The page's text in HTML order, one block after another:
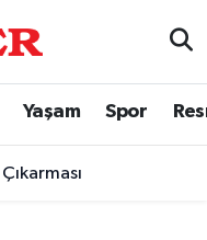
Yaşam Spor